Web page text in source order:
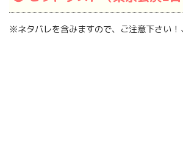
※ネタバレを含みますので、ご注意下さい